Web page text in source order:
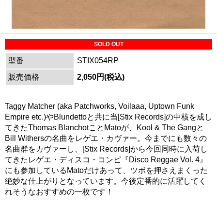
SOLD OUT
型番
STIX054RP
販売価格
2,050円(税込)
Taggy Matcher (aka Patchworks, Voilaaa, Uptown Funk
Empire etc.)やBlundettoと共に当[Stix Records]の中核を成し
てきたThomas BlanchotことMatoが、Kool & The Gangと
Bill Withersの名曲をレゲエ・カヴァー。今までにも数々の
名曲群をカヴァーし、[Stix Records]から今回同時に入荷し
てきたレゲエ・ディスコ・コンピ『Disco Reggae Vol. 4』
にも参加しているMatoだけあって、ツボを押さえまくった
絶妙な仕上がりとなっています。今後定番的に活躍してく
れそうなおすすめの一枚です！